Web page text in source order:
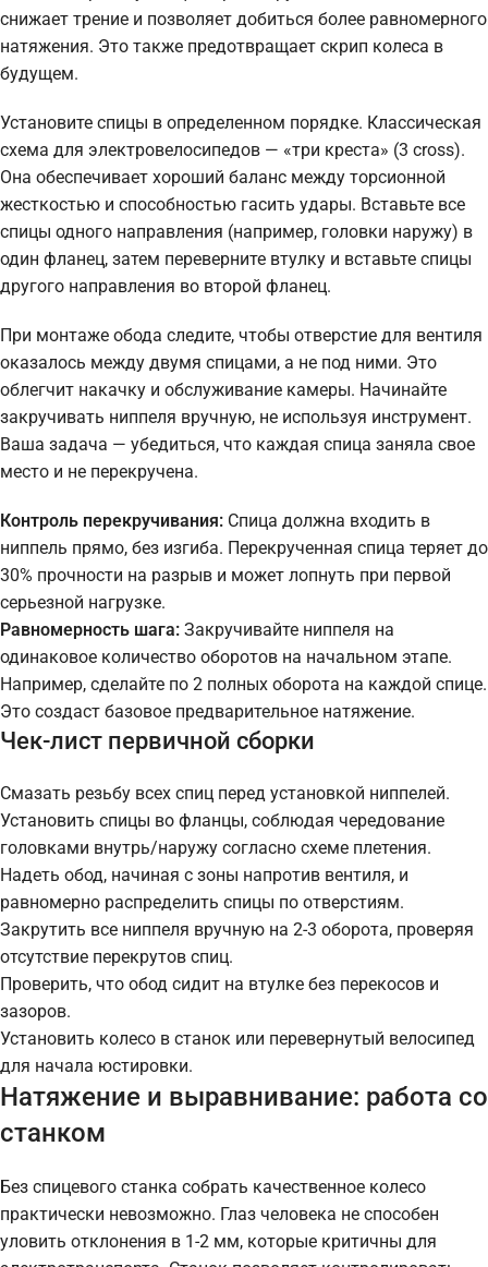
снижает трение и позволяет добиться более равномерного
натяжения. Это также предотвращает скрип колеса в
будущем.
Установите спицы в определенном порядке. Классическая
схема для электровелосипедов — «три креста» (3 cross).
Она обеспечивает хороший баланс между торсионной
жесткостью и способностью гасить удары. Вставьте все
спицы одного направления (например, головки наружу) в
один фланец, затем переверните втулку и вставьте спицы
другого направления во второй фланец.
При монтаже обода следите, чтобы отверстие для вентиля
оказалось между двумя спицами, а не под ними. Это
облегчит накачку и обслуживание камеры. Начинайте
закручивать ниппеля вручную, не используя инструмент.
Ваша задача — убедиться, что каждая спица заняла свое
место и не перекручена.
Контроль перекручивания: Спица должна входить в
ниппель прямо, без изгиба. Перекрученная спица теряет до
30% прочности на разрыв и может лопнуть при первой
серьезной нагрузке.
Равномерность шага: Закручивайте ниппеля на
одинаковое количество оборотов на начальном этапе.
Например, сделайте по 2 полных оборота на каждой спице.
Это создаст базовое предварительное натяжение.
Чек-лист первичной сборки
Смазать резьбу всех спиц перед установкой ниппелей.
Установить спицы во фланцы, соблюдая чередование
головками внутрь/наружу согласно схеме плетения.
Надеть обод, начиная с зоны напротив вентиля, и
равномерно распределить спицы по отверстиям.
Закрутить все ниппеля вручную на 2-3 оборота, проверяя
отсутствие перекрутов спиц.
Проверить, что обод сидит на втулке без перекосов и
зазоров.
Установить колесо в станок или перевернутый велосипед
для начала юстировки.
Натяжение и выравнивание: работа со
станком
Без спицевого станка собрать качественное колесо
практически невозможно. Глаз человека не способен
уловить отклонения в 1-2 мм, которые критичны для